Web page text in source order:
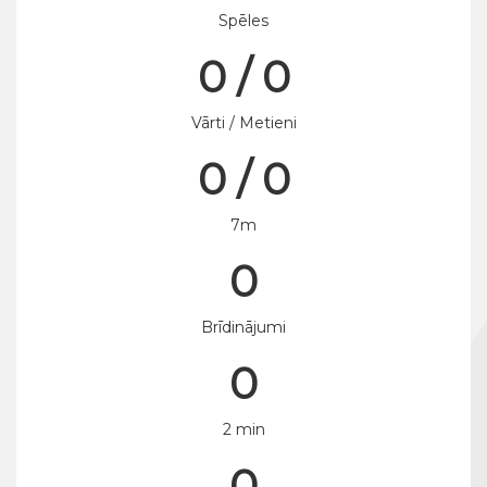
Spēles
0 / 0
Vārti / Metieni
0 / 0
7m
0
Brīdinājumi
0
2 min